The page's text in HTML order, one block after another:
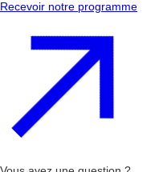
Recevoir notre programme